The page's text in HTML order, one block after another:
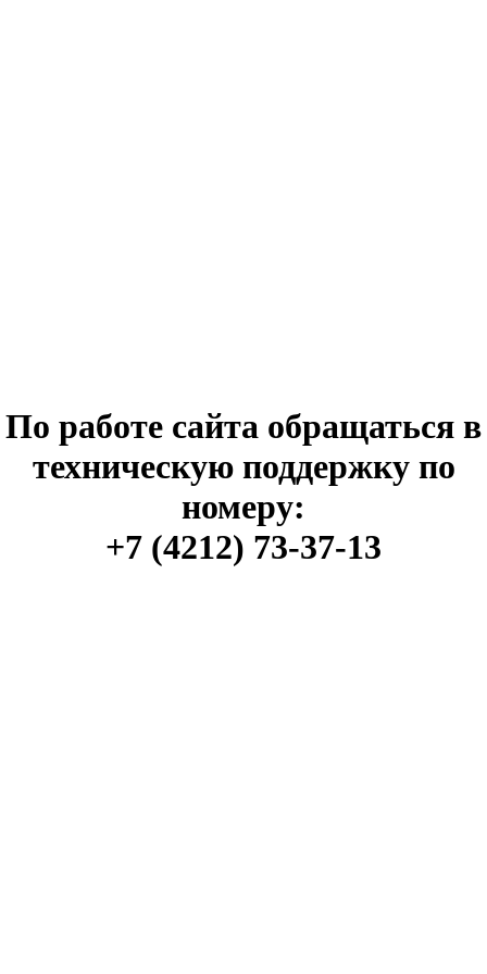
По работе сайта обращаться в
техническую поддержку по
номеру:
+7 (4212) 73-37-13